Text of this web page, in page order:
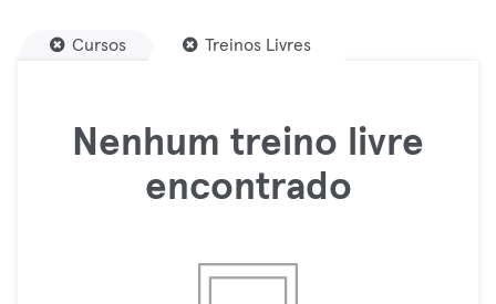
Cursos Treinos Livres
Nenhum treino livre
encontrado